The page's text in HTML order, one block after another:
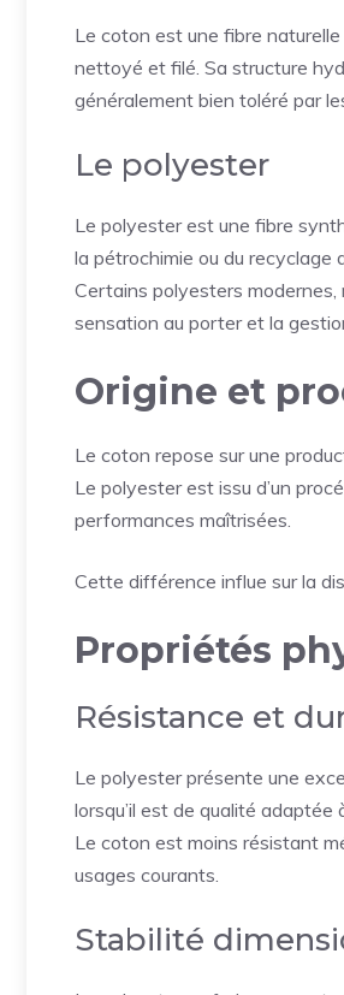
Le coton est une fibre naturelle
nettoyé et filé. Sa structure
généralement bien toléré par
Le polyester
Le polyester est une fibre
la pétrochimie ou du recyclage
Certains polyesters
sensation au porter et la
Origine et
Le coton repose sur une
Le polyester est issu d’un
performances maîtrisées.
Cette différence influe sur la
Propriétés
Résistance et
Le polyester présente une
lorsqu’il est de qualité adaptée à
Le coton est moins résistant
usages courants.
Stabilité